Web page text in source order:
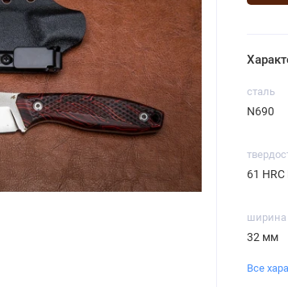
сталь
N690
61
ширина
32 мм
Все